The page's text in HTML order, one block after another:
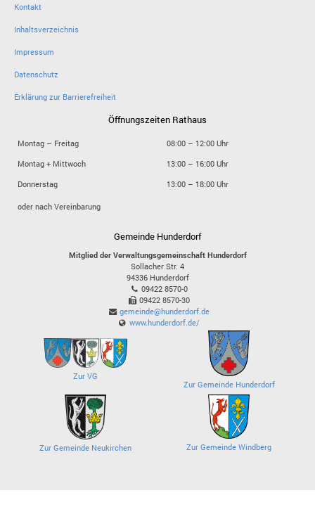
Kontakt
Inhaltsverzeichnis
Impressum
Datenschutz
Erklärung zur Barrierefreiheit
Öffnungszeiten Rathaus
Montag – Freitag
08:00 – 12:00 Uhr
Montag + Mittwoch
13:00 – 16:00 Uhr
Donnerstag
13:00 – 18:00 Uhr
oder nach Vereinbarung
Gemeinde Hunderdorf
Mitglied der Verwaltungsgemeinschaft Hunderdorf
Sollacher Str. 4
94336 Hunderdorf
09422 8570-0
09422 8570-30
gemeinde@hunderdorf.de
www.hunderdorf.de/
Zur VG
Zur Gemeinde Hunderdorf
Zur Gemeinde Neukirchen Zur Gemeinde Windberg